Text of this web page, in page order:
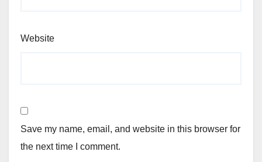
Website
Save my name, email, and website in this browser for
the next time I comment.